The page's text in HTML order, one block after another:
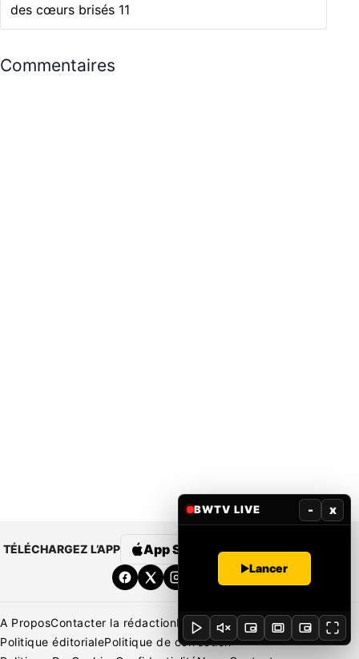
des cœurs brisés 11
Commentaires
TÉLÉCHARGEZ L’APP App Store Google Play
A ProposContacter la rédactionRédaction Mentions légales
Politique éditorialePolitique de correction
BWTV LIVE - x
Lancer